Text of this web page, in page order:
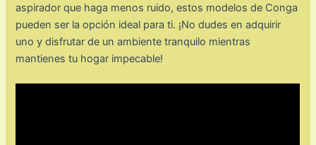
aspirador que haga menos ruido, estos modelos de Conga
pueden ser la opción ideal para ti. ¡No dudes en adquirir
uno y disfrutar de un ambiente tranquilo mientras
mantienes tu hogar impecable!